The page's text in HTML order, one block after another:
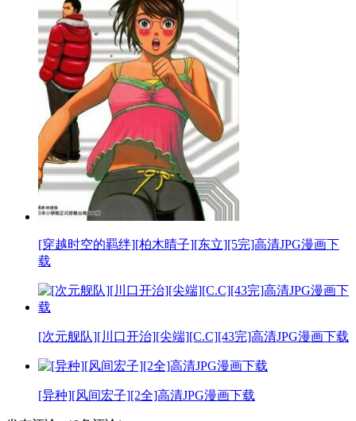
[穿越时空的羁绊][柏木晴子][东立][5完]高清JPG漫画下
载
[次元舰队][川口开治][尖端][C.C][43完]高清JPG漫画下载
[异种][风间宏子][2全]高清JPG漫画下载